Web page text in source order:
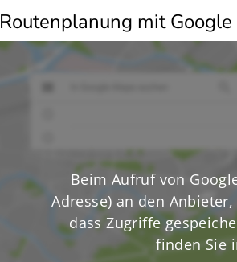
Routenplanung mit
Beim Aufruf von
Adresse) an den
dass Zugriffe
finden Sie